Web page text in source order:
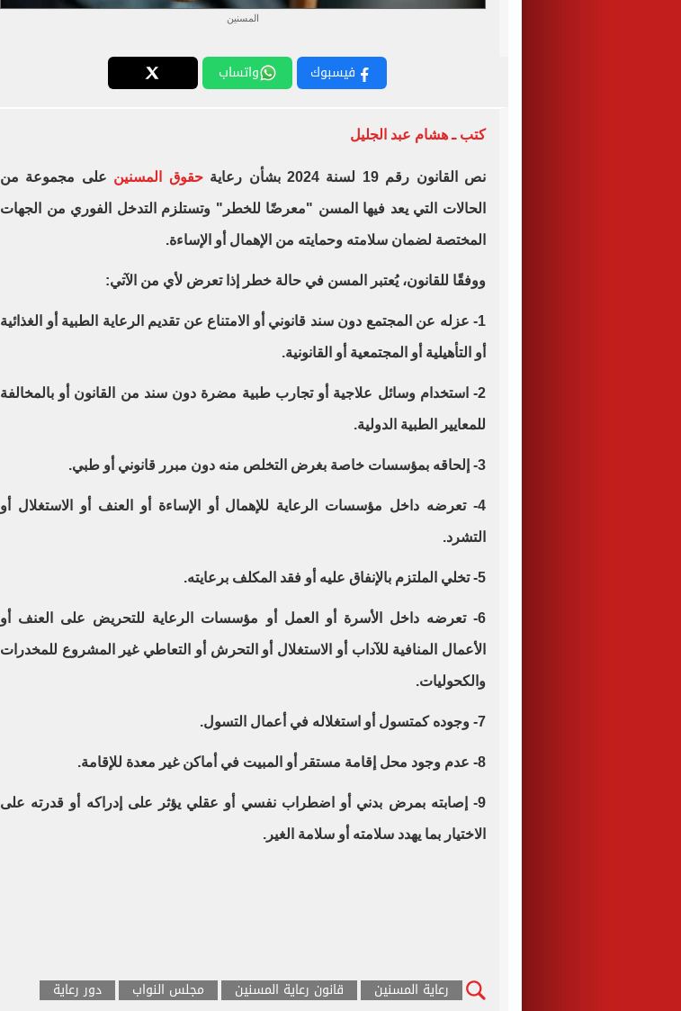
المسنين
فيسبوك واتساب
كتب ـ هشام عبد الجليل
نص القانون رقم 19 لسنة 2024 بشأن رعاية حقوق المسنين على مجموعة من
الحالات التي يعد فيها المسن "معرضًا للخطر" وتستلزم التدخل الفوري من الجهات
المختصة لضمان سلامته وحمايته من الإهمال أو الإساءة.
ووفقًا للقانون، يُعتبر المسن في حالة خطر إذا تعرض لأي من الآتي:
1- عزله عن المجتمع دون سند قانوني أو الامتناع عن تقديم الرعاية الطبية أو الغذائية
أو التأهيلية أو المجتمعية أو القانونية.
2- استخدام وسائل علاجية أو تجارب طبية مضرة دون سند من القانون أو بالمخالفة
للمعايير الطبية الدولية.
3- إلحاقه بمؤسسات خاصة بغرض التخلص منه دون مبرر قانوني أو طبي.
4- تعرضه داخل مؤسسات الرعاية للإهمال أو الإساءة أو العنف أو الاستغلال أو
التشرد.
5- تخلي الملتزم بالإنفاق عليه أو فقد المكلف برعايته.
6- تعرضه داخل الأسرة أو العمل أو مؤسسات الرعاية للتحريض على العنف أو
الأعمال المنافية للآداب أو الاستغلال أو التحرش أو التعاطي غير المشروع للمخدرات
والكحوليات.
7- وجوده كمتسول أو استغلاله في أعمال التسول.
8- عدم وجود محل إقامة مستقر أو المبيت في أماكن غير معدة للإقامة.
9- إصابته بمرض بدني أو اضطراب نفسي أو عقلي يؤثر على إدراكه أو قدرته على
الاختيار بما يهدد سلامته أو سلامة الغير.
رعاية المسنين قانون رعاية المسنين مجلس النواب دور رعاية